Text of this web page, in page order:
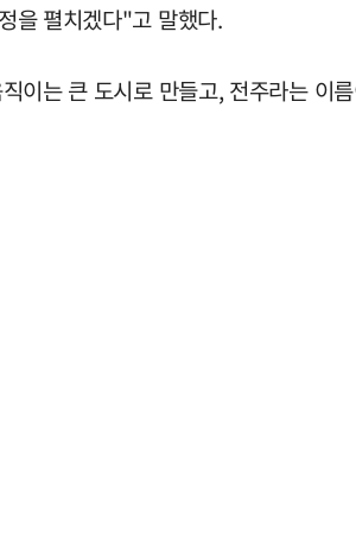
을 펼치겠다"고 말했다.
는 큰 도시로 만들고, 전주라는 이